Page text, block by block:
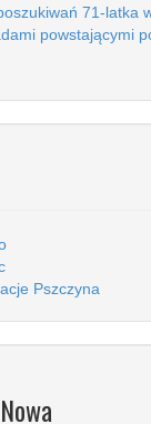
71-latka
powstającymi
Pszczyna